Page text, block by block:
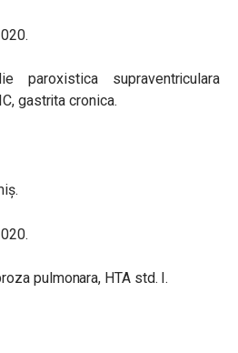
paroxistica supraventriculara
gastrita cronica.
pulmonara, HTA std. I.